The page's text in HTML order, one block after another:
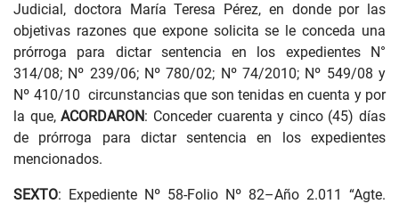
Judicial, doctora María Teresa Pérez, en donde por las
objetivas razones que expone solicita se le conceda una
prórroga para dictar sentencia en los expedientes N°
314/08; Nº 239/06; Nº 780/02; Nº 74/2010; Nº 549/08 y
Nº 410/10 circunstancias que son tenidas en cuenta y por
la que,ACORDARON: Conceder cuarenta y cinco (45) días
de prórroga para dictar sentencia en los expedientes
mencionados.
SEXTO: Expediente Nº 58-Folio Nº 82–Año 2.011 “Agte.